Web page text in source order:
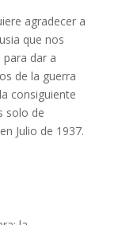
agradecer a
que nos
dar a
de la guerra
consiguiente
solo de
Julio de 1937.